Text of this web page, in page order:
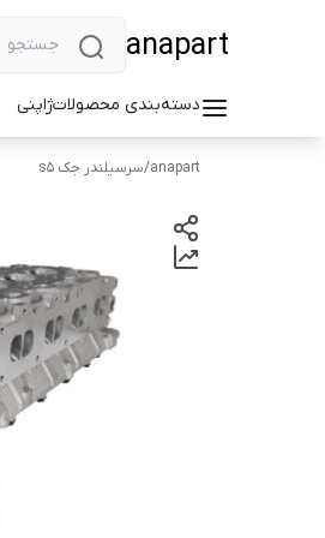
anapart
دسته‌بندی محصولاتژاپنی
anapart
/سرسیلندر جک s5